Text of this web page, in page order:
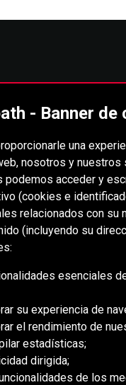
- Banner de
una
nosotros y nuestros
podemos acceder y
(cookies e
relacionados con su
(incluyendo su
esenciales
su experiencia de
el rendimiento de
estadísticas;
dirigida;
de los
(BCM)
(MiHR)
de Minería